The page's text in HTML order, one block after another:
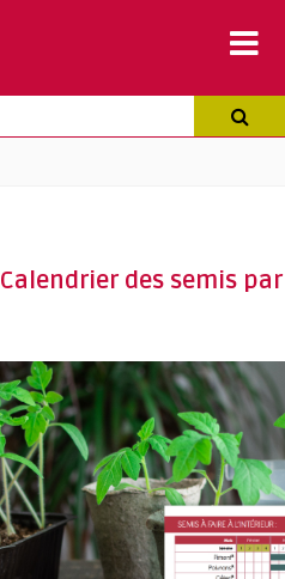
Calendrier des semis